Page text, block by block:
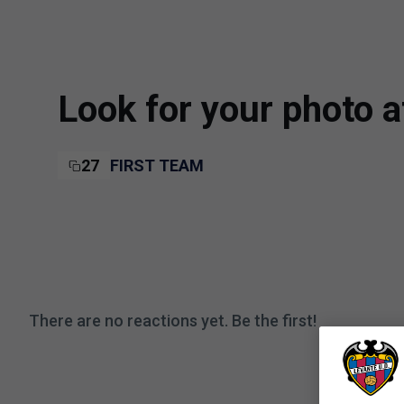
Look for your photo
27 FIRST TEAM
There are no reactions yet. Be the first!